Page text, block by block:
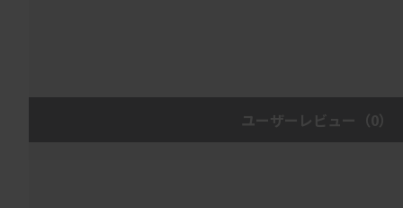
ユーザーレビュー （0）